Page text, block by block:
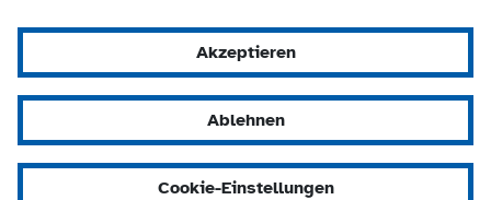
Akzeptieren
Ablehnen
Cookie-Einstellungen